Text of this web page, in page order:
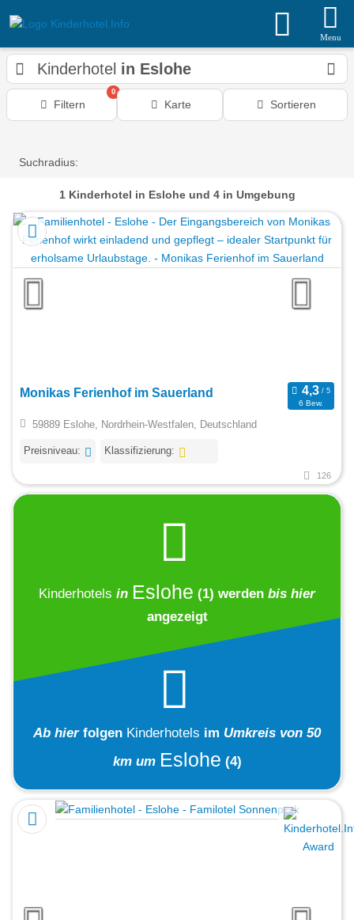
Menu
Kinderhotel in Eslohe
Filtern
0
Karte Sortieren
Suchradius:
1Kinderhotel in Esloheund 4 in Umgebung
Monikas Ferienhof im Sauerland
6 Bew.
59889 Eslohe, Nordrhein-Westfalen, Deutschland
Preisniveau: Klassifizierung:
126
Kinderhotels in Eslohe (1) werden bis hier
angezeigt
Ab hier folgen Kinderhotels im Umkreis von 50
km um Eslohe (4)